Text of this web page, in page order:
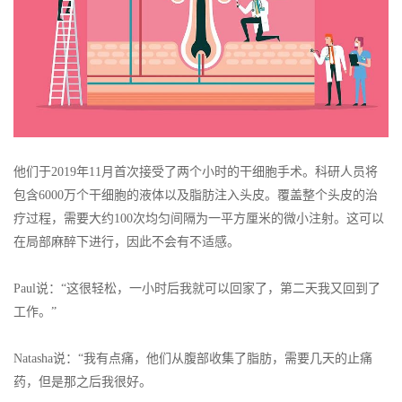
他们于2019年11月首次接受了两个小时的干细胞手术。科研人员将
包含6000万个干细胞的液体以及脂肪注入头皮。覆盖整个头皮的治
疗过程，需要大约100次均匀间隔为一平方厘米的微小注射。这可以
在局部麻醉下进行，因此不会有不适感。
Paul说：“这很轻松，一小时后我就可以回家了，第二天我又回到了
工作。”
Natasha说：“我有点痛，他们从腹部收集了脂肪，需要几天的止痛
药，但是那之后我很好。